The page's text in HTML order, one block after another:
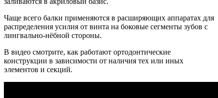
Чаще всего балки применяются в расширяющих аппаратах для
распределения усилия от винта на боковые сегменты зубов с
лингвально-нёбной стороны.
В видео смотрите, как работают ортодонтические
конструкции в зависимости от наличия тех или иных
элементов и секций.